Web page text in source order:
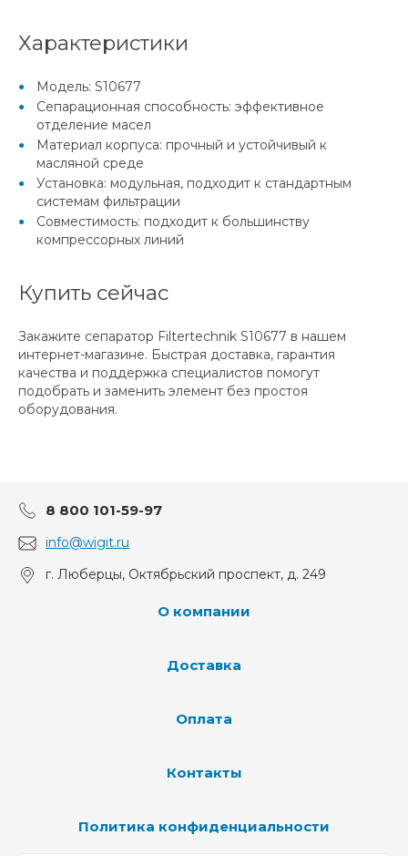
Характеристики
Модель: S10677
Сепарационная способность: эффективное
отделение масел
Материал корпуса: прочный и устойчивый к
масляной среде
Установка: модульная, подходит к стандартным
системам фильтрации
Совместимость: подходит к большинству
компрессорных линий
Купить сейчас
Закажите сепаратор Filtertechnik S10677 в нашем
интернет-магазине. Быстрая доставка, гарантия
качества и поддержка специалистов помогут
подобрать и заменить элемент без простоя
оборудования.
8 800 101-59-97
info@wigit.ru
г. Люберцы, Октябрьский проспект, д. 249
О компании
Доставка
Оплата
Контакты
Политика конфиденциальности